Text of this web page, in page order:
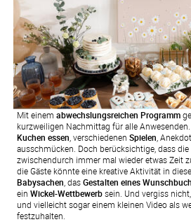
Mit einem abwechslungsreichen Programm
kurzweiligen Nachmittag für alle
Kuchen essen , verschiedenen Spielen ,
ausschmücken. Doch berücksichtige, dass die
zwischendurch immer mal wieder etwas Zeit
die Gäste könnte eine kreative Aktivität in
Babysachen , dasGestalten eines
ein Wickel-Wettbewerbsein. Und vergiss
und vielleicht sogar einem kleinen Video als
festzuhalten.